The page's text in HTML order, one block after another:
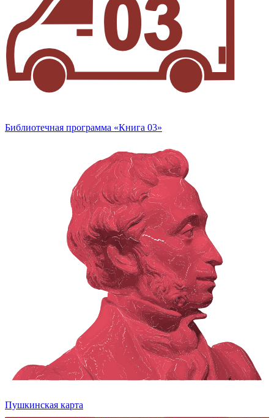
Библиотечная программа «Книга 03»
Пушкинская карта